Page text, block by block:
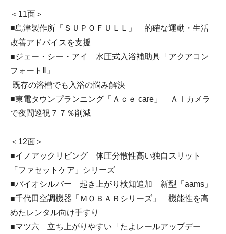
＜11面＞
■島津製作所「ＳＵＰＯＦＵＬＬ」 的確な運動・生活
改善アドバイスを支援
■ジェー・シー・アイ 水圧式入浴補助具「アクアコン
フォートⅡ」
既存の浴槽でも入浴の悩み解決
■東電タウンプランニング「Ａｃｅ care」 ＡＩカメラ
で夜間巡視７７％削減
＜12面＞
■イノアックリビング 体圧分散性高い独自スリット
「ファセットケア」シリーズ
■バイオシルバー 起き上がり検知追加 新型「aams」
■千代田空調機器「ＭＯＢＡＲシリーズ」 機能性を高
めたレンタル向け手すり
■マツ六 立ち上がりやすい「たよレールアップデー